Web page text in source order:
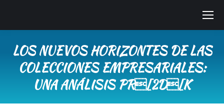
LOS NUEVOS HORIZONTES DE LAS
COLECCIONES EMPRESARIALES:
UNA ANÁLISIS PR[2D[K